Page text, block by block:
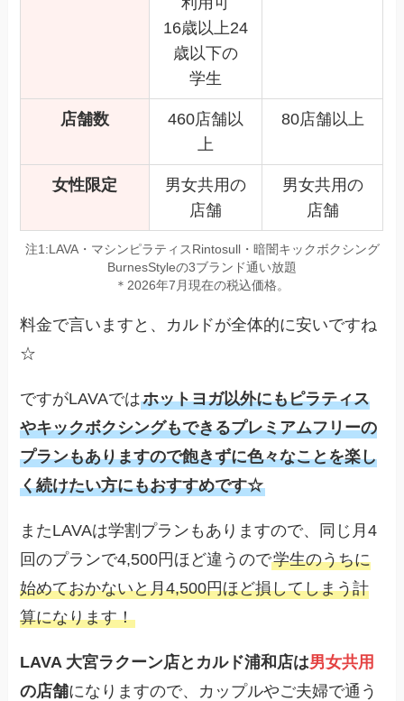
16歳以上24
歳以下の
学生
店舗数
460店舗以
上
80店舗以上
女性限定
男女共用の
店舗
男女共用の
店舗
注1:LAVA・マシンピラティスRintosull・暗闇キックボクシング
BurnesStyleの3ブランド通い放題
＊2026年7月現在の税込価格。
料金で言いますと、カルドが全体的に安いですね
☆
ですがLAVAではホットヨガ以外にもピラティス
やキックボクシングもできるプレミアムフリーの
プランもありますので飽きずに色々なことを楽し
く続けたい方にもおすすめです☆
またLAVAは学割プランもありますので、同じ月4
回のプランで4,500円ほど違うので学生のうちに
始めておかないと月4,500円ほど損してしまう計
算になります！
LAVA 大宮ラクーン店とカルド浦和店は男女共用
の店舗になりますので、カップルやご夫婦で通う